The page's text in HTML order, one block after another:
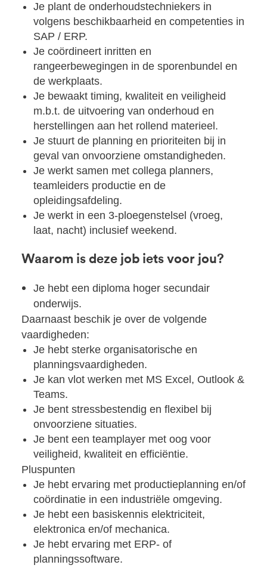
Je plant de onderhoudstechniekers in
volgens beschikbaarheid en competenties in
SAP / ERP.
Je coördineert inritten en
rangeerbewegingen in de sporenbundel en
de werkplaats.
Je bewaakt timing, kwaliteit en veiligheid
m.b.t. de uitvoering van onderhoud en
herstellingen aan het rollend materieel.
Je stuurt de planning en prioriteiten bij in
geval van onvoorziene omstandigheden.
Je werkt samen met collega planners,
teamleiders productie en de
opleidingsafdeling.
Je werkt in een 3-ploegenstelsel (vroeg,
laat, nacht) inclusief weekend.
Waarom is deze job iets voor jou?
Je hebt een diploma hoger secundair
onderwijs.
Daarnaast beschik je over de volgende
vaardigheden:
Je hebt sterke organisatorische en
planningsvaardigheden.
Je kan vlot werken met MS Excel, Outlook &
Teams.
Je bent stressbestendig en flexibel bij
onvoorziene situaties.
Je bent een teamplayer met oog voor
veiligheid, kwaliteit en efficiëntie.
Pluspunten
Je hebt ervaring met productieplanning en/of
coördinatie in een industriële omgeving.
Je hebt een basiskennis elektriciteit,
elektronica en/of mechanica.
Je hebt ervaring met ERP- of
planningssoftware.